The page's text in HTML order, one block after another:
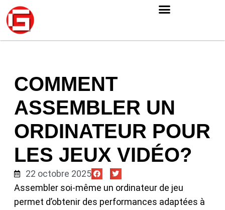
COMMENT
ASSEMBLER UN
ORDINATEUR POUR
LES JEUX VIDÉO?
22 octobre 2025
Assembler soi-même un ordinateur de jeu
permet d’obtenir des performances adaptées à